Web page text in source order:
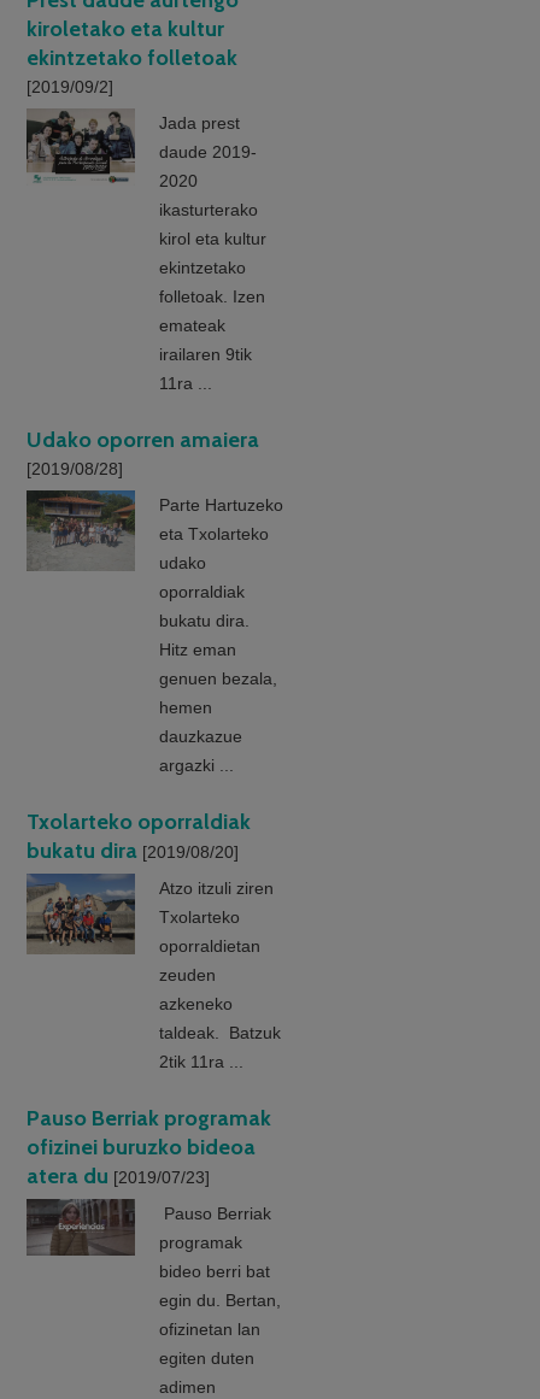
kiroletako eta kultur
ekintzetako folletoak
[2019/09/2]
Jada prest
daude 2019-
2020
ikasturterako
kirol eta kultur
ekintzetako
folletoak. Izen
emateak
irailaren 9tik
11ra ...
Udako oporren amaiera
[2019/08/28]
Parte Hartuzeko
eta Txolarteko
udako
oporraldiak
bukatu dira.
Hitz eman
genuen bezala,
hemen
dauzkazue
argazki ...
Txolarteko oporraldiak
bukatu dira [2019/08/20]
Atzo itzuli ziren
Txolarteko
oporraldietan
zeuden
azkeneko
taldeak. Batzuk
2tik 11ra ...
Pauso Berriak programak
ofizinei buruzko bideoa
atera du [2019/07/23]
Pauso Berriak
programak
bideo berri bat
egin du. Bertan,
ofizinetan lan
egiten duten
adimen